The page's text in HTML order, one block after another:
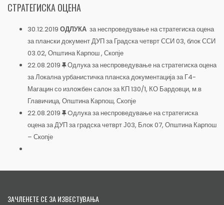
СТРАТЕГИСКА ОЦЕНА
30.12.2019 ОДЛУКА за неспроведување на стратегиска оцена
за плански документ ДУП за Градска четврт ССИ 03, блок ССИ
03.02, Општина Карпош , Скопје
22.08.2019
Одлука за неспроведување на стратегиска оцена
за Локална урбанистичка планска документација за Г4-
Магацин со изложбен салон за КП 130/1, КО Бардовци, м.в
Главичица, Општина Карпош, Скопје
22.08.2019
Oдлука за неспроведување на стратегиска
оцена за ДУП за градска четврт Ј03, Блок 07, Општина Карпош
– Скопје
ЗАЧЛЕНЕТЕ СЕ ЗА ИЗВЕСТУВАЊА